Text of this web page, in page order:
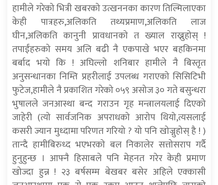
हामीले गरेको भित्री खबरको उत्खननका कारण तिल्मिलाएका
केही पात्रहरु,अलिकति तथ्यप्रमाण,अलिकति लाज
घीन,अलिकति कानुनी प्रावधानको त ख्याल राख्नुहोस् !
तपाईंहरुको समय अलि बढी नै एकपाखे भएर बहकिनमा
बर्बाद भयो कि ! अघिल्लो शनिबार हामीले नै बिस्तृत
अनुसन्धानका निम्ति प्रहरीलाई उपलब्ध गराएको सिसिटिभी
फुटेज,हामीले नै प्रकाशित गरेको ०५९ असोज ३० गते बसुन्धरा
भुषालले जनआस्था बन्द गराउन गृह मन्त्रालयलाई दिएको
जाहेरी (त्यो सार्वजनिक अपराधको आरोप थियो,त्यसलाई
कसरी ज्यान मुध्दामा परिणत गरियो ? यो पनि खोज्नुहोस् है ! )
तान्दै हामीबिरुध्द भएभरको बल निकालेर सत्तोसराप गर्दै
हुनुहुन्छ । आफ्नै हिसाबले पनि मेहनत गरेर केही प्रमाण
खोज्दा हुन्न ! २३ बर्षसम्म बेखबर बसेर अहिले एक्कासी